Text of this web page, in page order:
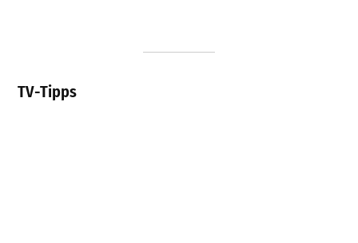
TV-Tipps